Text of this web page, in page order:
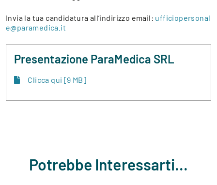
Invia la tua candidatura all’indirizzo email: ufficiopersonal
e@paramedica.it
Presentazione ParaMedica SRL
Clicca qui [9 MB]
Potrebbe Interessarti...